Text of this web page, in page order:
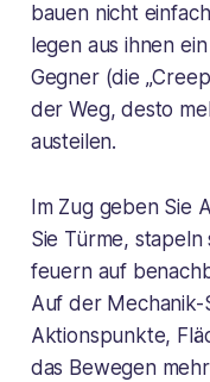
bauen nicht
legen aus ihnen
Gegner (die
der Weg, desto
austeilen.
Im Zug geben Sie
Sie Türme,
feuern auf
Auf der Mechanik-
Aktionspunkte,
das Bewegen